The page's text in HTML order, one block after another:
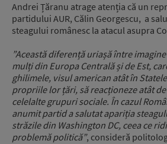
Andrei Țăranu atrage atenția că un
partidului AUR, Călin Georgescu, a
steagului românesc la atacul asupra
”Această diferență uriașă între
mulți din Europa Centrală și de Est,
ghilimele, visul american atât în
propriile lor țări, să reacționeze atât
celelalte grupuri sociale. În cazul
anumit partid a salutat apariția
străzile din Washington DC, ceea ce
problemă politică”, consideră